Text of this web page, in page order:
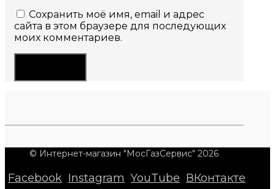
Сохранить моё имя, email и адрес
сайта в этом браузере для последующих
моих комментариев.
© Интернет-магазин "МосГазСервис" 2026
Facebook Instagram YouTube ВКонтакте